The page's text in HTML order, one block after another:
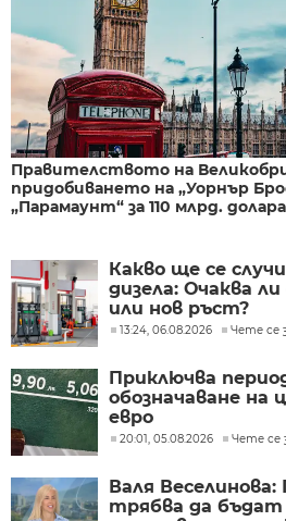
Правителството на
придобиването на „Уорнър
„Парамаунт“ за 110 млрд. долара
Какво ще се
дизела: Очаква
или нов ръст?
13:24, 06.08.2026 Чете се
Приключва
обозначаване на
евро
20:01, 05.08.2026 Чете се
Валя
трябва да бъдат